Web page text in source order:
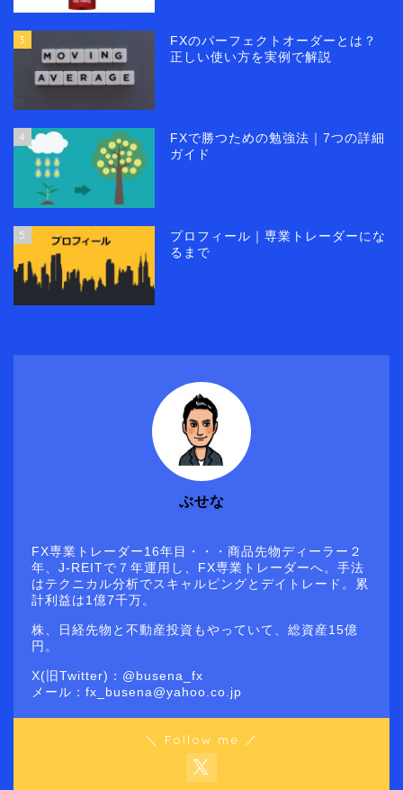
3
FXのパーフェクトオーダーとは？
正しい使い方を実例で解説
4
FXで勝つための勉強法｜7つの詳細
ガイド
5
プロフィール｜専業トレーダーにな
るまで
ぶせな
FX専業トレーダー16年目・・・商品先物ディーラー２
年、J-REITで７年運用し、FX専業トレーダーへ。手法
はテクニカル分析でスキャルピングとデイトレード。累
計利益は1億7千万。
株、日経先物と不動産投資もやっていて、総資産15億
円。
X(旧Twitter)：@busena_fx
メール：fx_busena@yahoo.co.jp
＼ Follow me ／